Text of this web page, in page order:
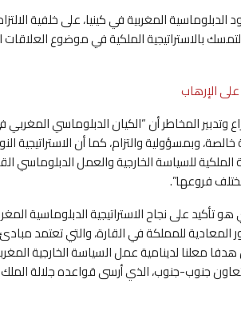
المغربية في كينيا، على خلفية
بالاستراتيجية الملكية في موضوع العلاقات
الإرهاب
وتدبير المخاطر أن “الكيان الدبلوماسي
وبمسؤولية والتزام، كما أن الاستراتيجية
للسياسة الخارجية والعمل الدبلوماسي
فروعها”.
تأكيد على نجاح الاستراتيجية الدبلوماسية
للمملكة في القارة، والتي تعتمد مبادئ
هدفا معلنا لدينامية عمل السياسة الخارجية
جنوب-جنوب، الذي أرسى قواعده جلالة